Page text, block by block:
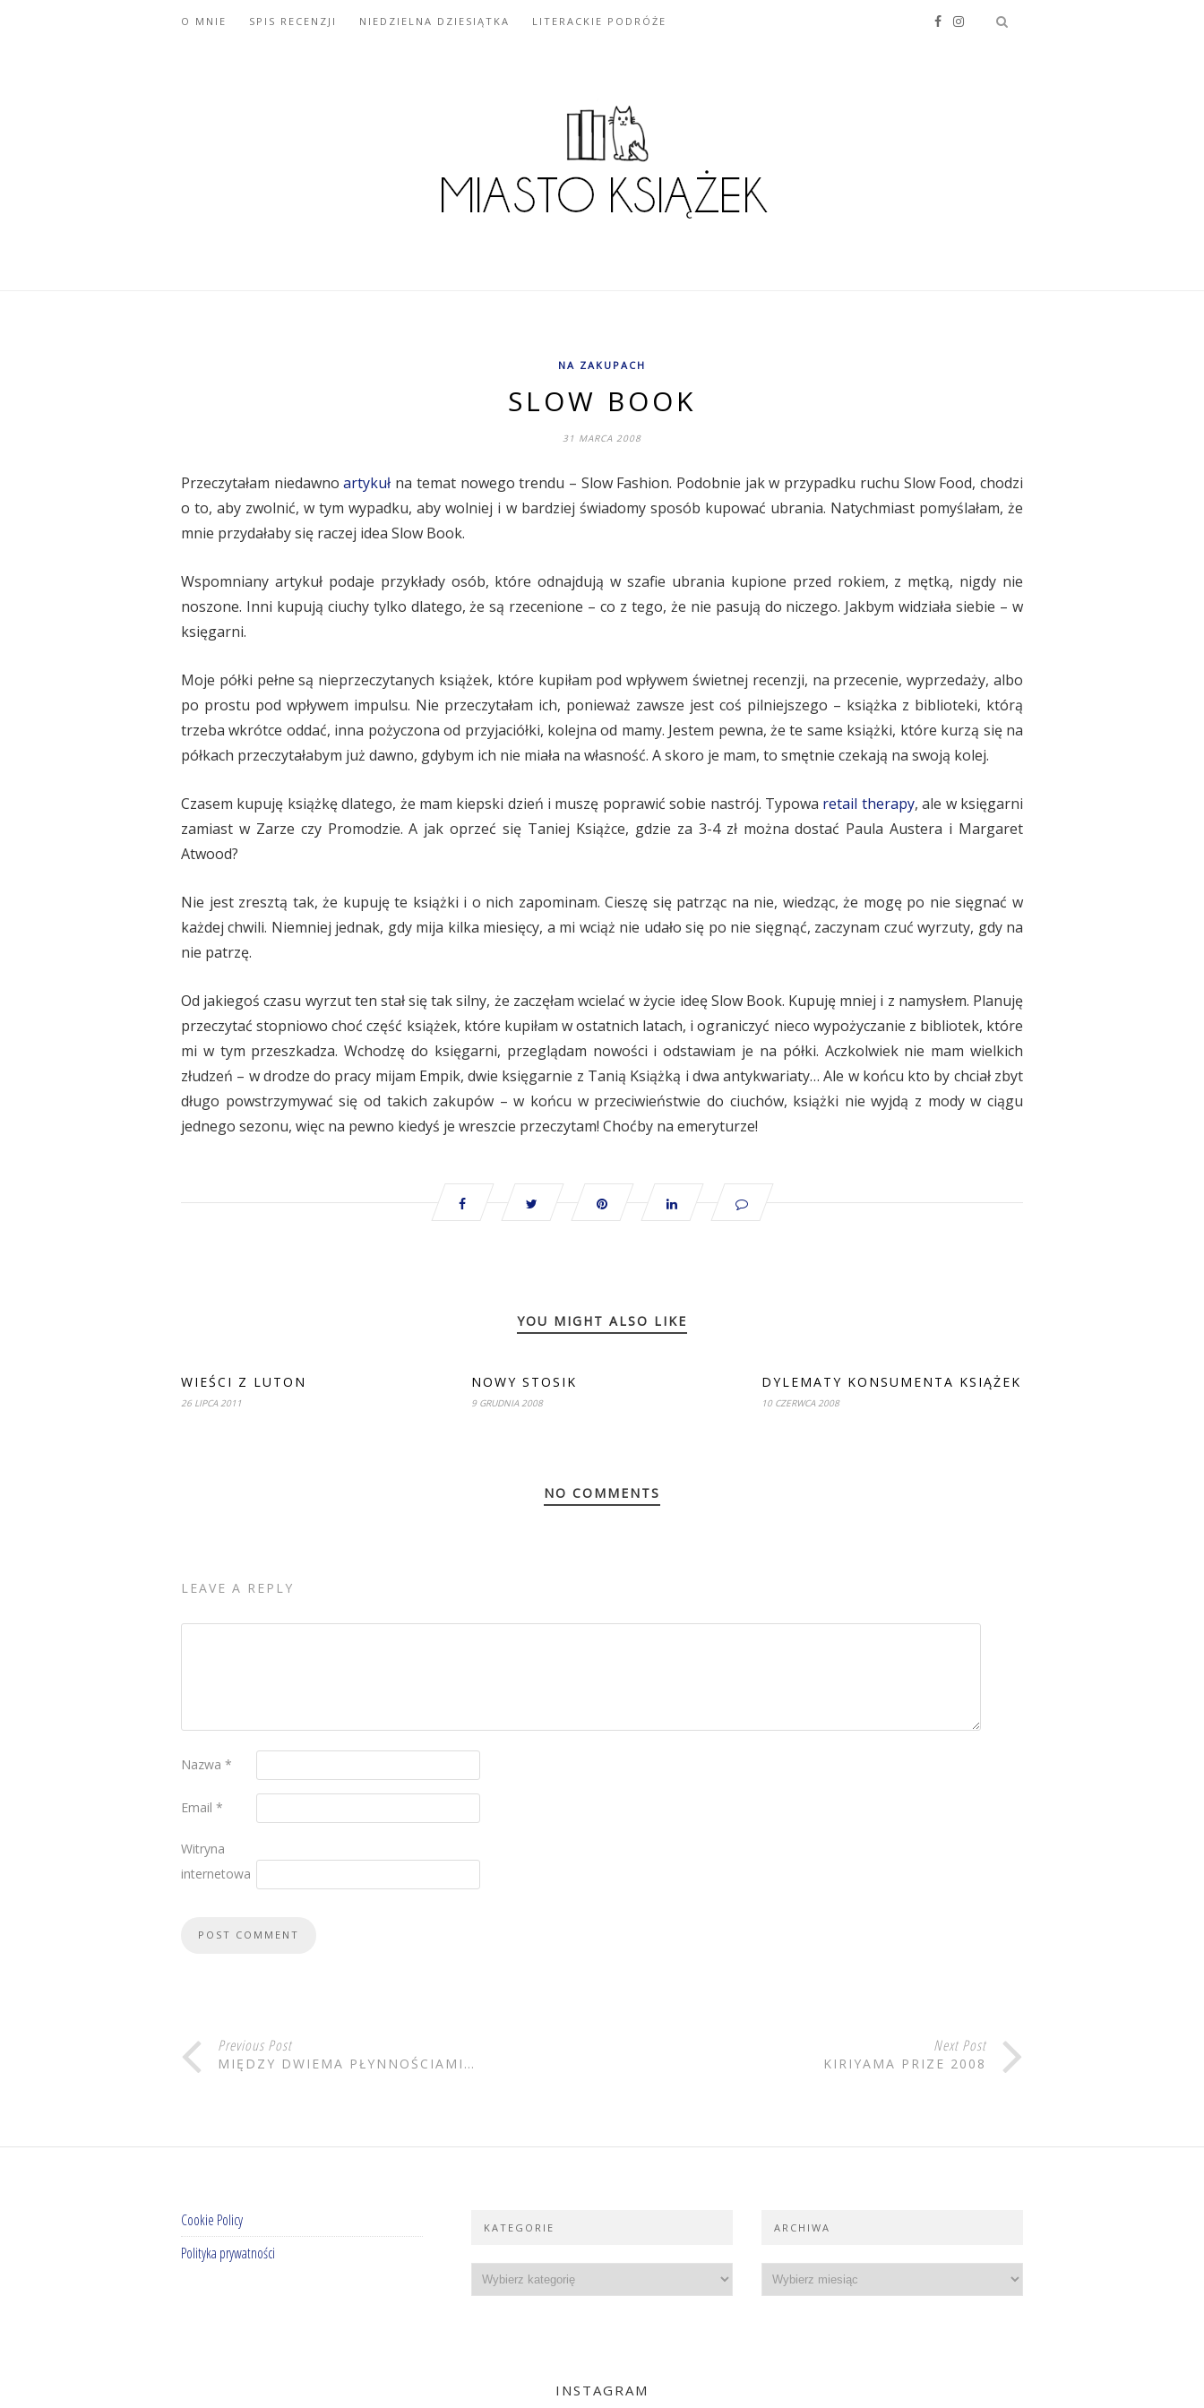
O MNIE SPIS RECENZJI NIEDZIELNA DZIESIĄTKA LITERACKIE PODRÓŻE
NA ZAKUPACH
SLOW BOOK
31 MARCA 2008
Przeczytałam niedawnoartykuł na temat nowego trendu – Slow Fashion. Podobnie jak w przypadku ruchu Slow Food, chodzi
o to, aby zwolnić, w tym wypadku, aby wolniej i w bardziej świadomy sposób kupować ubrania. Natychmiast pomyślałam, że
mnie przydałaby się raczej idea Slow Book.
Wspomniany artykuł podaje przykłady osób, które odnajdują w szafie ubrania kupione przed rokiem, z mętką, nigdy nie
noszone. Inni kupują ciuchy tylko dlatego, że są rzecenione – co z tego, że nie pasują do niczego. Jakbym widziała siebie – w
księgarni.
Moje półki pełne są nieprzeczytanych książek, które kupiłam pod wpływem świetnej recenzji, na przecenie, wyprzedaży, albo
po prostu pod wpływem impulsu. Nie przeczytałam ich, ponieważ zawsze jest coś pilniejszego – książka z biblioteki, którą
trzeba wkrótce oddać, inna pożyczona od przyjaciółki, kolejna od mamy. Jestem pewna, że te same książki, które kurzą się na
półkach przeczytałabym już dawno, gdybym ich nie miała na własność. A skoro je mam, to smętnie czekają na swoją kolej.
Czasem kupuję książkę dlatego, że mam kiepski dzień i muszę poprawić sobie nastrój. Typowa retail therapy, ale w księgarni
zamiast w Zarze czy Promodzie. A jak oprzeć się Taniej Książce, gdzie za 3-4 zł można dostać Paula Austera i Margaret
Atwood?
Nie jest zresztą tak, że kupuję te książki i o nich zapominam. Cieszę się patrząc na nie, wiedząc, że mogę po nie sięgnać w
każdej chwili. Niemniej jednak, gdy mija kilka miesięcy, a mi wciąż nie udało się po nie sięgnąć, zaczynam czuć wyrzuty, gdy na
nie patrzę.
Od jakiegoś czasu wyrzut ten stał się tak silny, że zaczęłam wcielać w życie ideę Slow Book. Kupuję mniej i z namysłem. Planuję
przeczytać stopniowo choć część książek, które kupiłam w ostatnich latach, i ograniczyć nieco wypożyczanie z bibliotek, które
mi w tym przeszkadza. Wchodzę do księgarni, przeglądam nowości i odstawiam je na półki. Aczkolwiek nie mam wielkich
złudzeń – w drodze do pracy mijam Empik, dwie księgarnie z Tanią Książką i dwa antykwariaty… Ale w końcu kto by chciał zbyt
długo powstrzymywać się od takich zakupów – w końcu w przeciwieństwie do ciuchów, książki nie wyjdą z mody w ciągu
jednego sezonu, więc na pewno kiedyś je wreszcie przeczytam! Choćby na emeryturze!
YOU MIGHT ALSO LIKE
WIEŚCI Z LUTON
26 LIPCA 2011
NOWY STOSIK
9 GRUDNIA 2008
DYLEMATY KONSUMENTA KSIĄŻEK
10 CZERWCA 2008
NO COMMENTS
LEAVE A REPLY
Nazwa *
Email *
Witryna
internetowa
Previous Post
MIĘDZY DWIEMA PŁYNNOŚCIAMI…
Next Post
KIRIYAMA PRIZE 2008
Cookie Policy
Polityka prywatności
KATEGORIE ARCHIWA
INSTAGRAM